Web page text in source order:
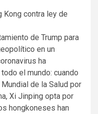
de Trump para
en un
ha
el mundo: cuando
de la Salud por
Xi Jinping opta por
hongkoneses han